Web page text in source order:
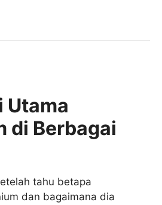
Utama
di Berbagai
tahu betapa
dan bagaimana dia